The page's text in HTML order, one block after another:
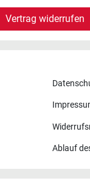
Vertrag widerrufen
Ablauf